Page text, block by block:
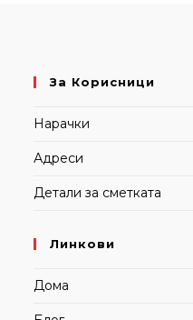
За Корисници
Нарачки
Адреси
Детали за сметката
Линкови
Дома